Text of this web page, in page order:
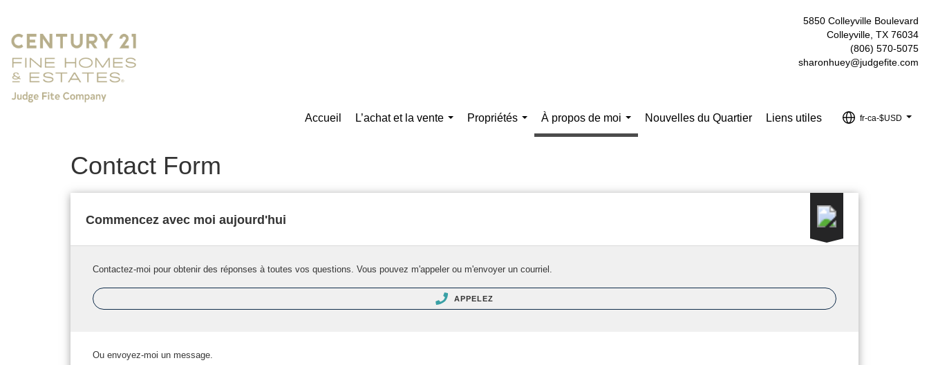
5850 Colleyville Boulevard
Colleyville, TX 76034
(806) 570-5075
sharonhuey@judgefite.com
Accueil
L’achat et la vente
Propriétés
À propos de moi
...
Nouvelles du Quartier Liens utiles fr-ca-$USD
Contact Form
Commencez avec moi aujourd'hui
Contactez-moi pour obtenir des réponses à toutes vos questions. Vous pouvez m'appeler ou m'envoyer un courriel.
APPELEZ
Ou envoyez-moi un message.